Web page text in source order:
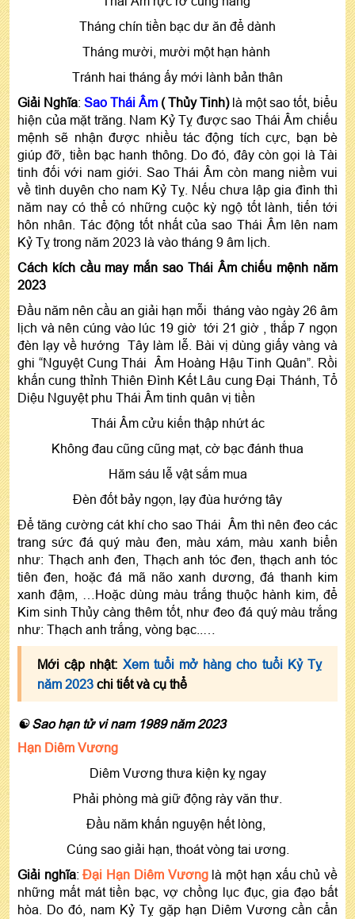
Tháng chín tiền bạc dư ăn để dành
Tháng mười, mười một hạn hành
Tránh hai tháng ấy mới lành bản thân
Giải Nghĩa: Sao Thái Âm ( Thủy Tinh) là một sao tốt, biểu
hiện của mặt trăng. Nam Kỷ Tỵ được sao Thái Âm chiếu
mệnh sẽ nhận được nhiều tác động tích cực, bạn bè
giúp đỡ, tiền bạc hanh thông. Do đó, đây còn gọi là Tài
tinh đối với nam giới. Sao Thái Âm còn mang niềm vui
về tình duyên cho nam Kỷ Tỵ. Nếu chưa lập gia đình thì
năm nay có thể có những cuộc kỳ ngộ tốt lành, tiến tới
hôn nhân. Tác động tốt nhất của sao Thái Âm lên nam
Kỷ Tỵ trong năm 2023 là vào tháng 9 âm lịch.
Cách kích cầu may mắn sao Thái Âm chiếu mệnh năm
2023
Đầu năm nên cầu an giải hạn mỗi tháng vào ngày 26 âm
lịch và nên cúng vào lúc 19 giờ tới 21 giờ , thắp 7 ngọn
đèn lạy về hướng Tây làm lễ. Bài vị dùng giấy vàng và
ghi “Nguyệt Cung Thái Âm Hoàng Hậu Tinh Quân”. Rồi
khấn cung thỉnh Thiên Đình Kết Lâu cung Đại Thánh, Tổ
Diệu Nguyệt phu Thái Âm tinh quân vị tiền
Thái Âm cửu kiến thập nhứt ác
Không đau cũng cũng mạt, cờ bạc đánh thua
Hăm sáu lễ vật sắm mua
Đèn đốt bảy ngọn, lạy đùa hướng tây
Để tăng cường cát khí cho sao Thái Âm thì nên đeo các
trang sức đá quý màu đen, màu xám, màu xanh biển
như: Thạch anh đen, Thạch anh tóc đen, thạch anh tóc
tiên đen, hoặc đá mã não xanh dương, đá thanh kim
xanh đậm, …Hoặc dùng màu trắng thuộc hành kim, để
Kim sinh Thủy càng thêm tốt, như đeo đá quý màu trắng
như: Thạch anh trắng, vòng bạc..…
Mới cập nhật: Xem tuổi mở hàng cho tuổi Kỷ Tỵ
năm 2023 chi tiết và cụ thể
☯ Sao hạn tử vi nam 1989 năm 2023
Hạn Diêm Vương
Diêm Vương thưa kiện kỵ ngay
Phải phòng mà giữ động rày văn thư.
Đầu năm khấn nguyện hết lòng,
Cúng sao giải hạn, thoát vòng tai ương.
Giải nghĩa:Đại Hạn Diêm Vươnglà một hạn xấu chủ về
những mất mát tiền bạc, vợ chồng lục đục, gia đạo bất
hòa. Do đó, nam Kỷ Tỵ gặp hạn Diêm Vương cần cẩn